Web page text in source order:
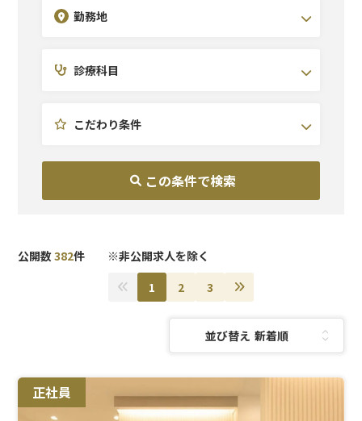
勤務地
診療科目
こだわり条件
公開数382件 ※非公開求人を除く
1
2 3
並び替え：
正社員